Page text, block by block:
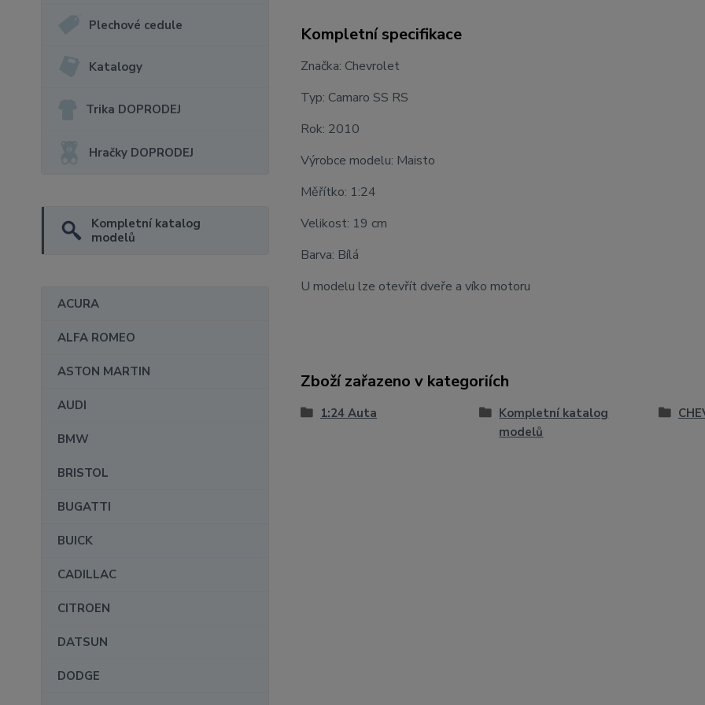
Plechové cedule
Katalogy
Trika DOPRODEJ
Hračky DOPRODEJ
Kompletní katalog
modelů
ACURA
ALFA ROMEO
ASTON MARTIN
AUDI
BMW
BRISTOL
BUGATTI
BUICK
CADILLAC
CITROEN
DATSUN
DODGE
Kompletní specifikace
Značka: Chevrolet
Typ: Camaro SS RS
Rok: 2010
Výrobce modelu: Maisto
Měřítko: 1:24
Velikost: 19 cm
Barva: Bílá
U modelu lze otevřít dveře a víko motoru
Zboží zařazeno v kategoriích
1:24 Auta
Kompletní katalog
modelů